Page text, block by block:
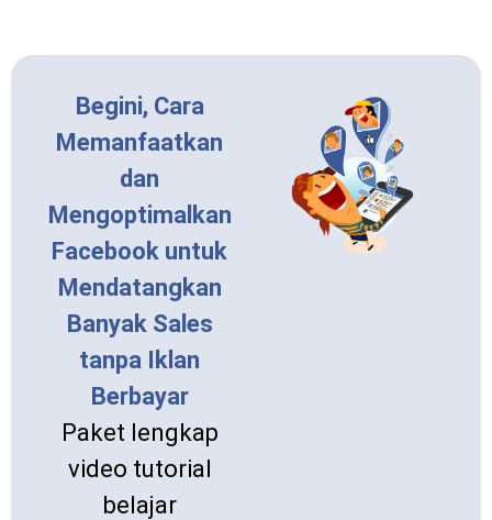
Begini, Cara
Memanfaatkan
dan
Mengoptimalkan
Facebook untuk
Mendatangkan
Banyak Sales
tanpa Iklan
Berbayar
Paket lengkap
video tutorial
belajar